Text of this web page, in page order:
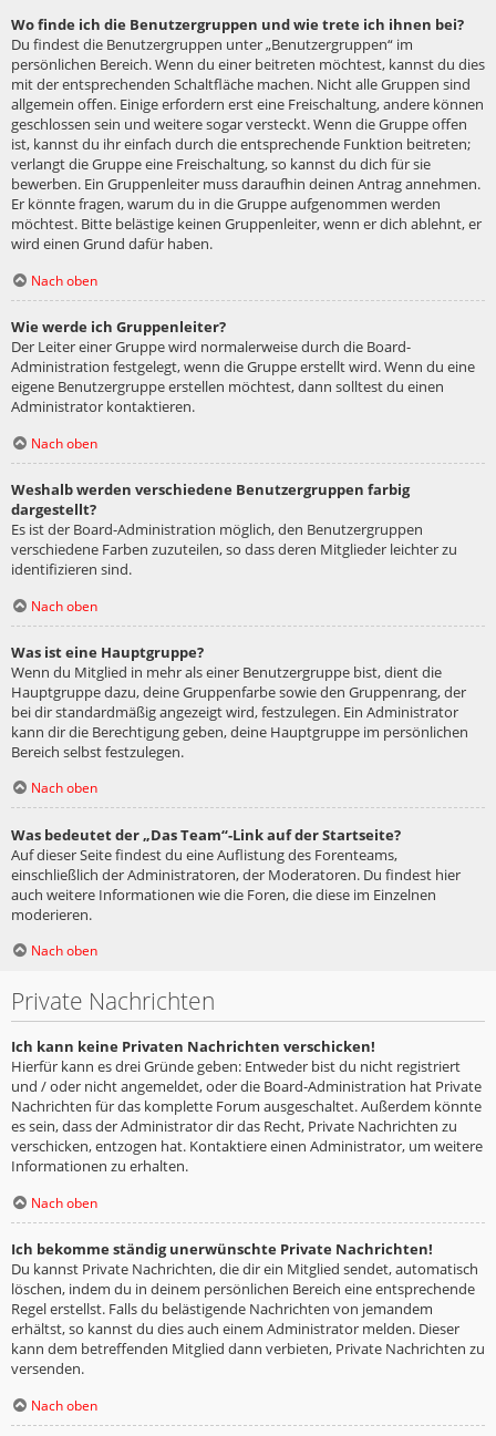
Wo finde ich die Benutzergruppen und wie trete ich ihnen bei?
Du findest die Benutzergruppen unter „Benutzergruppen“ im
persönlichen Bereich. Wenn du einer beitreten möchtest, kannst du dies
mit der entsprechenden Schaltfläche machen. Nicht alle Gruppen sind
allgemein offen. Einige erfordern erst eine Freischaltung, andere können
geschlossen sein und weitere sogar versteckt. Wenn die Gruppe offen
ist, kannst du ihr einfach durch die entsprechende Funktion beitreten;
verlangt die Gruppe eine Freischaltung, so kannst du dich für sie
bewerben. Ein Gruppenleiter muss daraufhin deinen Antrag annehmen.
Er könnte fragen, warum du in die Gruppe aufgenommen werden
möchtest. Bitte belästige keinen Gruppenleiter, wenn er dich ablehnt, er
wird einen Grund dafür haben.
Nach oben
Wie werde ich Gruppenleiter?
Der Leiter einer Gruppe wird normalerweise durch die Board-
Administration festgelegt, wenn die Gruppe erstellt wird. Wenn du eine
eigene Benutzergruppe erstellen möchtest, dann solltest du einen
Administrator kontaktieren.
Nach oben
Weshalb werden verschiedene Benutzergruppen farbig
dargestellt?
Es ist der Board-Administration möglich, den Benutzergruppen
verschiedene Farben zuzuteilen, so dass deren Mitglieder leichter zu
identifizieren sind.
Nach oben
Was ist eine Hauptgruppe?
Wenn du Mitglied in mehr als einer Benutzergruppe bist, dient die
Hauptgruppe dazu, deine Gruppenfarbe sowie den Gruppenrang, der
bei dir standardmäßig angezeigt wird, festzulegen. Ein Administrator
kann dir die Berechtigung geben, deine Hauptgruppe im persönlichen
Bereich selbst festzulegen.
Nach oben
Was bedeutet der „Das Team“-Link auf der Startseite?
Auf dieser Seite findest du eine Auflistung des Forenteams,
einschließlich der Administratoren, der Moderatoren. Du findest hier
auch weitere Informationen wie die Foren, die diese im Einzelnen
moderieren.
Nach oben
Private Nachrichten
Ich kann keine Privaten Nachrichten verschicken!
Hierfür kann es drei Gründe geben: Entweder bist du nicht registriert
und / oder nicht angemeldet, oder die Board-Administration hat Private
Nachrichten für das komplette Forum ausgeschaltet. Außerdem könnte
es sein, dass der Administrator dir das Recht, Private Nachrichten zu
verschicken, entzogen hat. Kontaktiere einen Administrator, um weitere
Informationen zu erhalten.
Nach oben
Ich bekomme ständig unerwünschte Private Nachrichten!
Du kannst Private Nachrichten, die dir ein Mitglied sendet, automatisch
löschen, indem du in deinem persönlichen Bereich eine entsprechende
Regel erstellst. Falls du belästigende Nachrichten von jemandem
erhältst, so kannst du dies auch einem Administrator melden. Dieser
kann dem betreffenden Mitglied dann verbieten, Private Nachrichten zu
versenden.
Nach oben